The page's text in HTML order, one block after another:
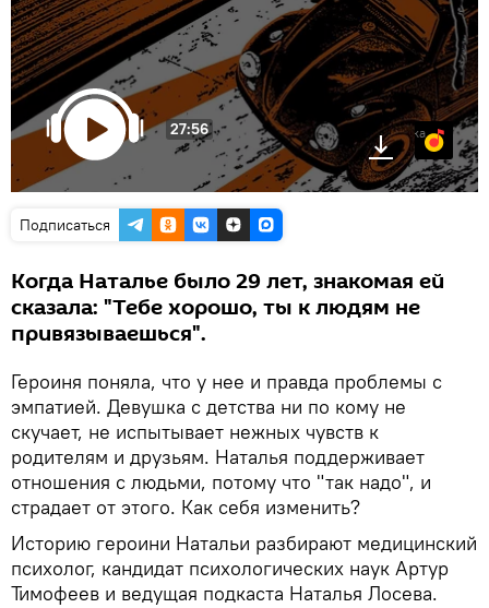
27:56 Яндекс.Музыка
Подписаться
Когда Наталье было 29 лет, знакомая ей
сказала: "Тебе хорошо, ты к людям не
привязываешься".
Героиня поняла, что у нее и правда проблемы с
эмпатией. Девушка с детства ни по кому не
скучает, не испытывает нежных чувств к
родителям и друзьям. Наталья поддерживает
отношения с людьми, потому что "так надо", и
страдает от этого. Как себя изменить?
Историю героини Натальи разбирают медицинский
психолог, кандидат психологических наук Артур
Тимофеев и ведущая подкаста Наталья Лосева.